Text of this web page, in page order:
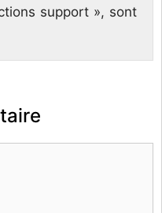
support », sont